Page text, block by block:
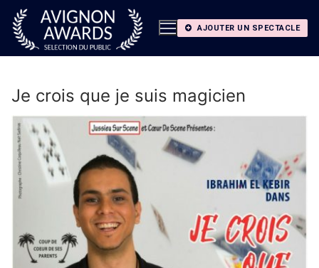
Aller
contenu
AJOUTER UN SPECTACLE
Je crois que je suis magicien